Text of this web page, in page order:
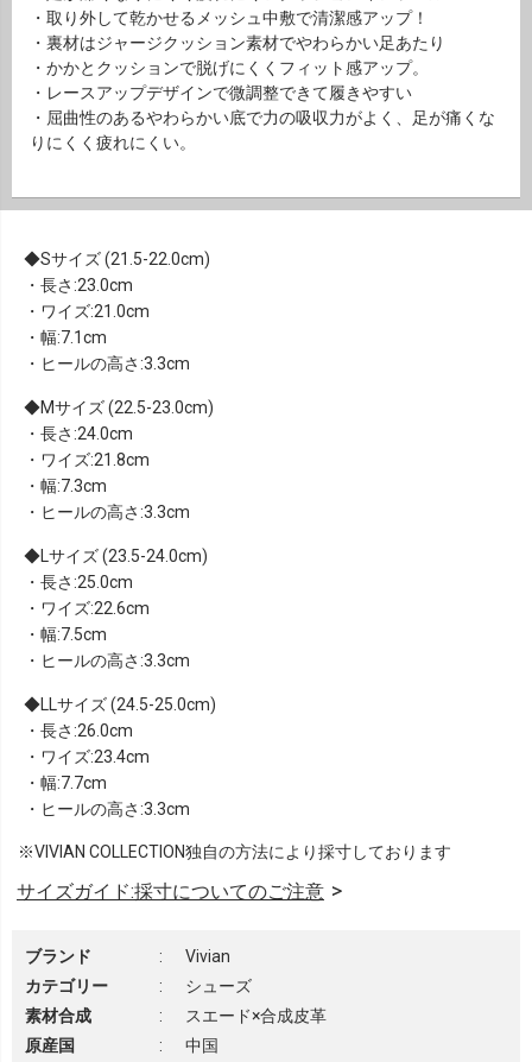
・取り外して乾かせるメッシュ中敷で清潔感アップ！
・裏材はジャージクッション素材でやわらかい足あたり
・かかとクッションで脱げにくくフィット感アップ。
・レースアップデザインで微調整できて履きやすい
・屈曲性のあるやわらかい底で力の吸収力がよく、足が痛くな
りにくく疲れにくい。
Sサイズ (21.5-22.0cm)
・長さ:23.0cm
・ワイズ:21.0cm
・幅:7.1cm
・ヒールの高さ:3.3cm
Mサイズ (22.5-23.0cm)
・長さ:24.0cm
・ワイズ:21.8cm
・幅:7.3cm
・ヒールの高さ:3.3cm
Lサイズ (23.5-24.0cm)
・長さ:25.0cm
・ワイズ:22.6cm
・幅:7.5cm
・ヒールの高さ:3.3cm
LLサイズ (24.5-25.0cm)
・長さ:26.0cm
・ワイズ:23.4cm
・幅:7.7cm
・ヒールの高さ:3.3cm
※VIVIAN COLLECTION独自の方法により採寸しております
サイズガイド:採寸についてのご注意
ブランド :
Vivian
カテゴリー
:
シューズ
素材合成
:
スエード×合成皮革
原産国
: 中国